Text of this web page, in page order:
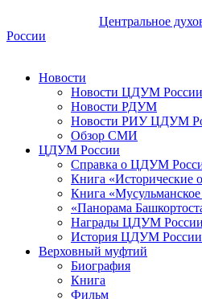
Центральное
России
Новости
Новости ЦДУМ России
Новости РДУМ
Новости РИУ ЦДУМ
Обзор СМИ
ЦДУМ России
Справка о ЦДУМ
Книга «Исторические
Книга
«Панорама
Награды ЦДУМ России
История ЦДУМ России
Верховный муфтий
Биография
Книга
Фильм